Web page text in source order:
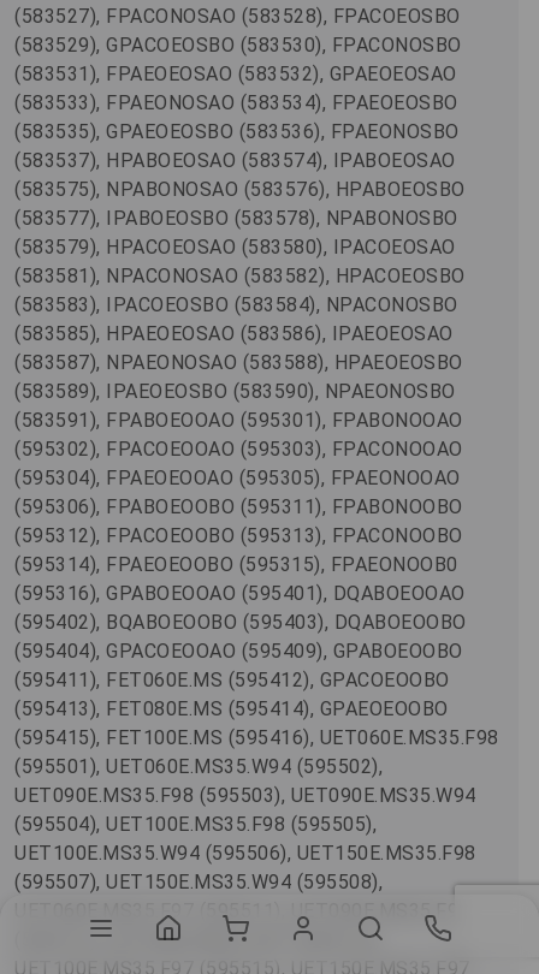
(583527), FPACONOSAO (583528), FPACOEOSBO
(583529), GPACOEOSBO (583530), FPACONOSBO
(583531), FPAEOEOSAO (583532), GPAEOEOSAO
(583533), FPAEONOSAO (583534), FPAEOEOSBO
(583535), GPAEOEOSBO (583536), FPAEONOSBO
(583537), HPABOEOSAO (583574), IPABOEOSAO
(583575), NPABONOSAO (583576), HPABOEOSBO
(583577), IPABOEOSBO (583578), NPABONOSBO
(583579), HPACOEOSAO (583580), IPACOEOSAO
(583581), NPACONOSAO (583582), HPACOEOSBO
(583583), IPACOEOSBO (583584), NPACONOSBO
(583585), HPAEOEOSAO (583586), IPAEOEOSAO
(583587), NPAEONOSAO (583588), HPAEOEOSBO
(583589), IPAEOEOSBO (583590), NPAEONOSBO
(583591), FPABOEOOAO (595301), FPABONOOAO
(595302), FPACOEOOAO (595303), FPACONOOAO
(595304), FPAEOEOOAO (595305), FPAEONOOAO
(595306), FPABOEOOBO (595311), FPABONOOBO
(595312), FPACOEOOBO (595313), FPACONOOBO
(595314), FPAEOEOOBO (595315), FPAEONOOB0
(595316), GPABOEOOAO (595401), DQABOEOOAO
(595402), BQABOEOOBO (595403), DQABOEOOBO
(595404), GPACOEOOAO (595409), GPABOEOOBO
(595411), FET060E.MS (595412), GPACOEOOBO
(595413), FET080E.MS (595414), GPAEOEOOBO
(595415), FET100E.MS (595416), UET060E.MS35.F98
(595501), UET060E.MS35.W94 (595502),
UET090E.MS35.F98 (595503), UET090E.MS35.W94
(595504), UET100E.MS35.F98 (595505),
UET100E.MS35.W94 (595506), UET150E.MS35.F98
(595507), UET150E.MS35.W94 (595508),
UET060E.MS35.F97 (595511), UET090E.MS35.F97
(595513), UET090E.MS35.H97 (595514),
UET100E.MS35.F97 (595515), UET150E.MS35.F97